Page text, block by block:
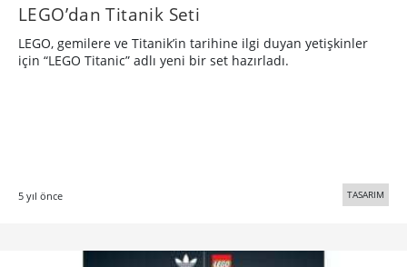
LEGO’dan Titanik Seti
LEGO, gemilere ve Titanik’in tarihine ilgi duyan yetişkinler
için “LEGO Titanic” adlı yeni bir set hazırladı.
5 yıl önce TASARIM